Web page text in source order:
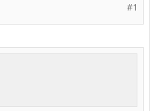
#1